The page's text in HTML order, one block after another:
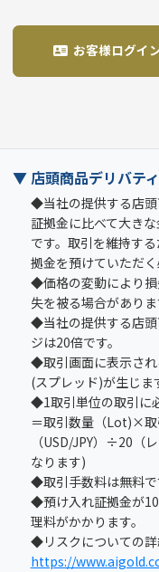
お客様ログイ
▼ 店頭商品デリバテ
◆当社の提供する店頭
証拠金に比べて大き
です。取引を維持す
拠金を預けていただ
◆価格の変動により
失を被る場合があり
◆当社の提供する店頭
ジは20倍です。
◆取引画面に表示さ
(スプレッド)が生じま
◆1取引単位の取引に
＝取引数量（Lot)×
（USD/JPY）÷20（
なります)
◆取引手数料は無料で
◆預け入れ証拠金が
理料がかかります。
◆リスクについての
https://